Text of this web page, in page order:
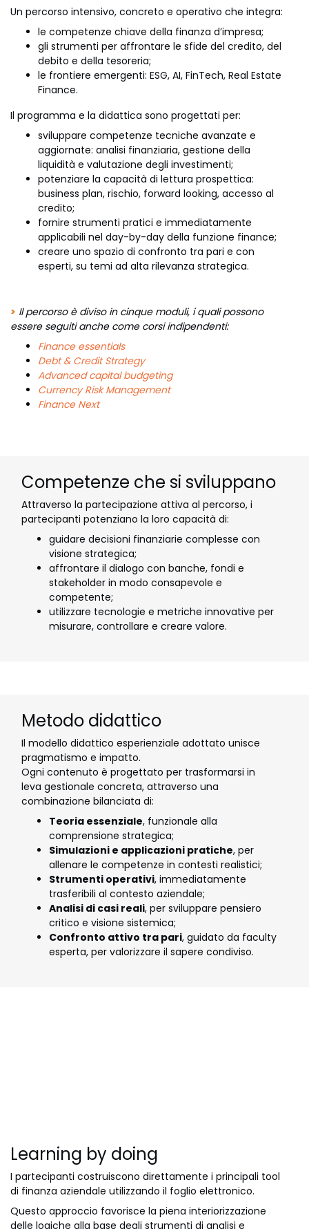
Un percorso intensivo, concreto e operativo che integra:
le competenze chiave della finanza d’impresa;
gli strumenti per affrontare le sfide del credito, del
debito e della tesoreria;
le frontiere emergenti: ESG, AI, FinTech, Real Estate
Finance.
Il programma e la didattica sono progettati per:
sviluppare competenze tecniche avanzate e
aggiornate: analisi finanziaria, gestione della
liquidità e valutazione degli investimenti;
potenziare la capacità di lettura prospettica:
business plan, rischio, forward looking, accesso al
credito;
fornire strumenti pratici e immediatamente
applicabili nel day-by-day della funzione finance;
creare uno spazio di confronto tra pari e con
esperti, su temi ad alta rilevanza strategica.
> Il percorso è diviso in cinque moduli, i quali possono
essere seguiti anche come corsi indipendenti:
Finance essentials
Debt & Credit Strategy
Advanced capital budgeting
Currency Risk Management
Finance Next
Competenze che si sviluppano
Attraverso la partecipazione attiva al percorso, i
partecipanti potenziano la loro capacità di:
guidare decisioni finanziarie complesse con
visione strategica;
affrontare il dialogo con banche, fondi e
stakeholder in modo consapevole e
competente;
utilizzare tecnologie e metriche innovative per
misurare, controllare e creare valore.
Metodo didattico
Il modello didattico esperienziale adottato unisce
pragmatismo e impatto.
Ogni contenuto è progettato per trasformarsi in
leva gestionale concreta, attraverso una
combinazione bilanciata di:
Teoria essenziale, funzionale alla
comprensione strategica;
Simulazioni e applicazioni pratiche, per
allenare le competenze in contesti realistici;
Strumenti operativi, immediatamente
trasferibili al contesto aziendale;
Analisi di casi reali, per sviluppare pensiero
critico e visione sistemica;
Confronto attivo tra pari, guidato da faculty
esperta, per valorizzare il sapere condiviso.
Learning by doing
I partecipanti costruiscono direttamente i principali tool
di finanza aziendale utilizzando il foglio elettronico.
Questo approccio favorisce la piena interiorizzazione
delle logiche alla base degli strumenti di analisi e